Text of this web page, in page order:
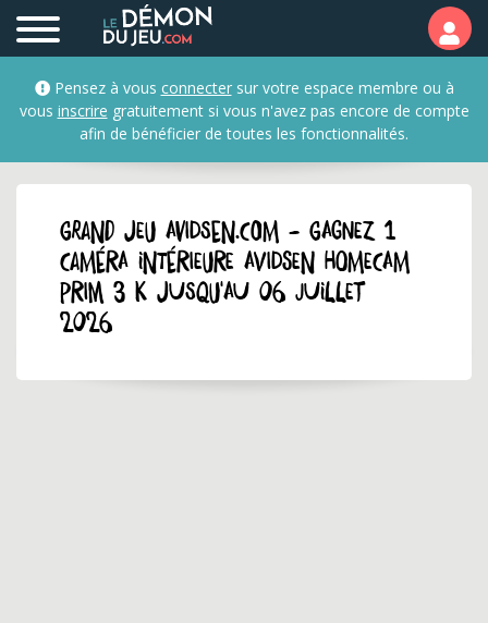
Pensez à vous connectersur votre espace membre ou à
vous inscrire gratuitement si vous n'avez pas encore de compte
afin de bénéficier de toutes les fonctionnalités.
GRAND JEU avidsen.com - Gagnez 1
caméra intérieure Avidsen HomeCam
Prim 3 K jusqu'au 06 juillet
2026